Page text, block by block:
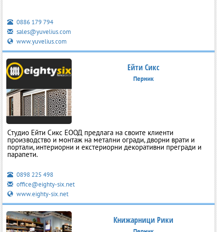
0886 179 794
sales@yuvelius.com
www.yuvelius.com
Ейти Сикс
Перник
Студио Ейти Сикс ЕООД предлага на своите клиенти
производство и монтаж на метални огради, дворни врати и
портали, интериорни и екстериорни декоративни прегради и
парапети.
0898 225 498
office@eighty-six.net
www.eighty-six.net
Книжарници Рики